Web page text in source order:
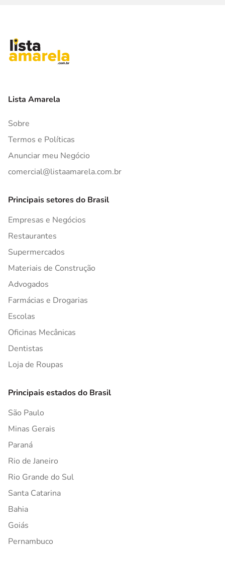
Lista Amarela
Sobre
Termos e Políticas
Anunciar meu Negócio
comercial@listaamarela.com.br
Principais setores do Brasil
Empresas e Negócios
Restaurantes
Supermercados
Materiais de Construção
Advogados
Farmácias e Drogarias
Escolas
Oficinas Mecânicas
Dentistas
Loja de Roupas
Principais estados do Brasil
São Paulo
Minas Gerais
Paraná
Rio de Janeiro
Rio Grande do Sul
Santa Catarina
Bahia
Goiás
Pernambuco